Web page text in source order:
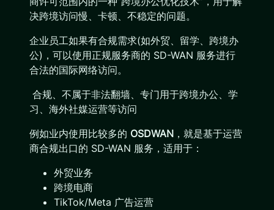
决跨境访问慢、卡顿、不稳定的问题。
企业员工如果有合规需求(如外贸、留学、跨境办
公)，可以使用正规服务商的 SD-WAN 服务进行
合法的国际网络访问。
合规、不属于非法翻墙、专门用于跨境办公、学
习、海外社媒运营等访问
例如业内使用比较多的 OSDWAN ，就是基于运营
商合规出口的 SD-WAN 服务，适用于：
外贸业务
跨境电商
TikTok/Meta 广告运营